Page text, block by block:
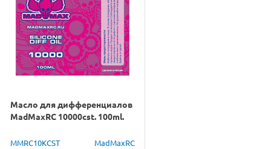
Масло для дифференциалов
MadMaxRC 10000cst. 100ml.
MMRC10KCST MadMaxRC